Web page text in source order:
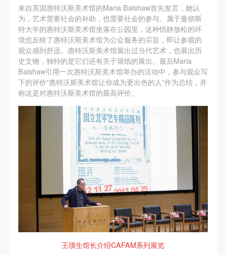
来自英国惠特沃斯美术馆的Maria Balshaw首先发言，她认
为，艺术需要社会的补助，也需要社会的参与。属于曼彻斯
特大学的惠特沃斯美术馆坐落在公园里，这种恬静放松的环
境也反映了惠特沃斯美术馆为公众服务的宗旨，即让参观的
观众感到舒适。惠特沃斯美术馆展出过当代艺术，也展出历
史文物，独特的是它们还有关于墙纸的展出。最后Maria
Balshaw引用一次惠特沃斯美术馆举办的活动中，参与观众写
下的评价“惠特沃斯美术馆让你成为更出色的人”作为总结，并
称这是对惠特沃斯美术馆的最高评价。
王璜生馆长介绍CAFAM系列展览
带有甲方肖像的作品的使用达成如下一致协议：
一、 一般约定
（1）、甲方为本协议中的肖像权人，自愿将自己的
肖像权许可乙方作符合本协议约定和法律规定的用
途。
（2）、乙方中央美术学院美术馆是一所具有标志
性、专业性、国际化的现代公共美术馆。中央美术学
院美术馆与时代同行，努力塑造一个开放、自由、学
术的空间氛围，竭诚与各单位、企业、机构、艺术家
和观众进行良好互动。以学院的学术研究为基础，积
极策划国际、国内多视角、多领域的展览、论坛及公
共教育活动，为美院师生、中外艺术家以及社会公众
提供一个交流、学习、展示的平台。作为一家公益性
单位，其开展的公共教育活动以学术性和公益性为
（3）、乙方为甲方拍摄中央美术学院公共教育部所
有公教活动。
二、拍摄内容、使用形式、使用地域范围
带有甲方肖像的作品的使用达成如下一致协议：
一、 一般约定
（1）、甲方为本协议中的肖像权人，自愿将自己的
肖像权许可乙方作符合本协议约定和法律规定的用
途。
（2）、乙方中央美术学院美术馆是一所具有标志
性、专业性、国际化的现代公共美术馆。中央美术学
院美术馆与时代同行，努力塑造一个开放、自由、学
术的空间氛围，竭诚与各单位、企业、机构、艺术家
和观众进行良好互动。以学院的学术研究为基础，积
极策划国际、国内多视角、多领域的展览、论坛及公
共教育活动，为美院师生、中外艺术家以及社会公众
提供一个交流、学习、展示的平台。作为一家公益性
单位，其开展的公共教育活动以学术性和公益性为
（3）、乙方为甲方拍摄中央美术学院公共教育部所
有公教活动。
二、拍摄内容、使用形式、使用地域范围
带有甲方肖像的作品的使用达成如下一致协议：
一、 一般约定
（1）、甲方为本协议中的肖像权人，自愿将自己的
肖像权许可乙方作符合本协议约定和法律规定的用
途。
（2）、乙方中央美术学院美术馆是一所具有标志
性、专业性、国际化的现代公共美术馆。中央美术学
院美术馆与时代同行，努力塑造一个开放、自由、学
术的空间氛围，竭诚与各单位、企业、机构、艺术家
和观众进行良好互动。以学院的学术研究为基础，积
极策划国际、国内多视角、多领域的展览、论坛及公
共教育活动，为美院师生、中外艺术家以及社会公众
提供一个交流、学习、展示的平台。作为一家公益性
单位，其开展的公共教育活动以学术性和公益性为
（3）、乙方为甲方拍摄中央美术学院公共教育部所
有公教活动。
二、拍摄内容、使用形式、使用地域范围